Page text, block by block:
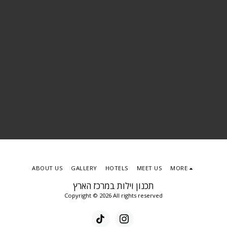
תכנון וילות במרכז הארץ
Copyright © 2026 All rights reserved
ABOUT US GALLERY HOTELS MEET US MORE